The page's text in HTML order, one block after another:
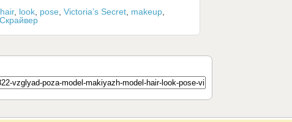
hair, look pose Victoria’s Secret makeup